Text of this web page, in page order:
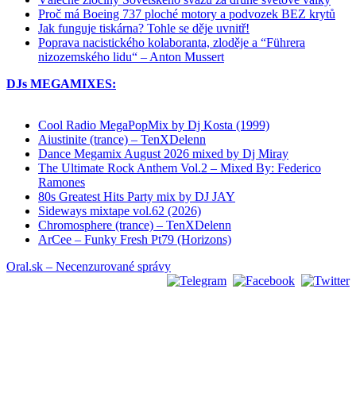
Proč má Boeing 737 ploché motory a podvozek BEZ krytů
Jak funguje tiskárna? Tohle se děje uvnitř!
Poprava nacistického kolaboranta, zloděje a “Führera
nizozemského lidu“ – Anton Mussert
DJs MEGAMIXES:
Cool Radio MegaPopMix by Dj Kosta (1999)
Aiustinite (trance) – TenXDelenn
Dance Megamix August 2026 mixed by Dj Miray
The Ultimate Rock Anthem Vol.2 – Mixed By: Federico
Ramones
80s Greatest Hits Party mix by DJ JAY
Sideways mixtape vol.62 (2026)
Chromosphere (trance) – TenXDelenn
ArCee – Funky Fresh Pt79 (Horizons)
Oral.sk – Necenzurované správy